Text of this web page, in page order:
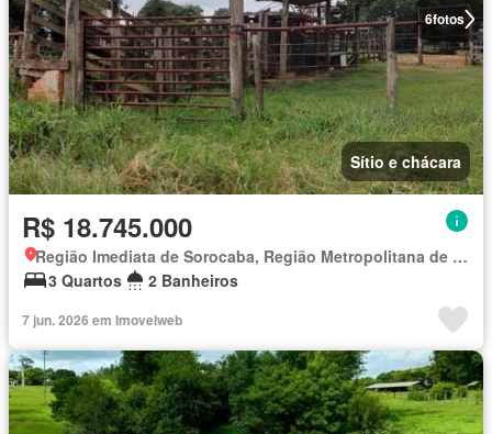
6fotos
Sítio e chácara
R$ 18.745.000
Região Imediata de Sorocaba, Região Metropolitana de Sorocaba
3 Quartos
2 Banheiros
7 jun. 2026 em Imovelweb